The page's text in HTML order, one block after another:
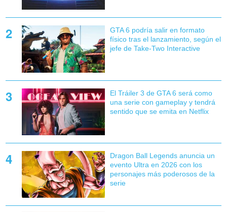
GTA 6 podría salir en formato
físico tras el lanzamiento, según el
jefe de Take-Two Interactive
El Tráiler 3 de GTA 6 será como
una serie con gameplay y tendrá
sentido que se emita en Netflix
Dragon Ball Legends anuncia un
evento Ultra en 2026 con los
personajes más poderosos de la
serie